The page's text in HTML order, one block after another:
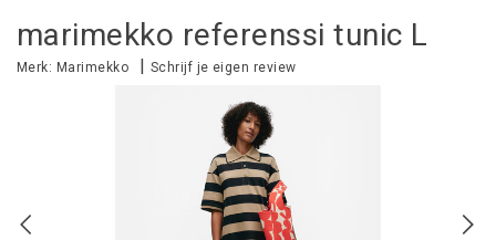
marimekko referenssi tunic L
Merk: Marimekko | Schrijf je eigen review